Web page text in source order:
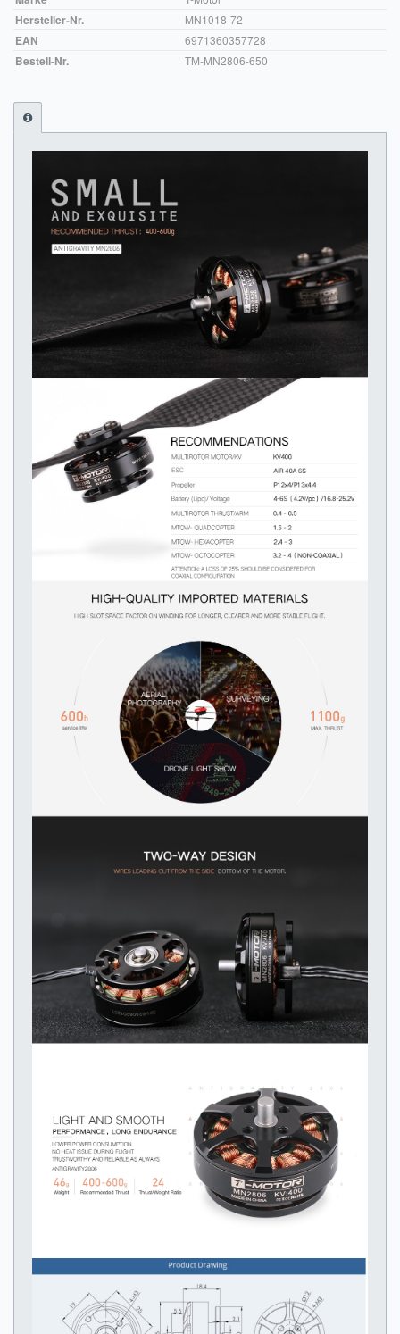
Impressum
Unsere Philosophie
KONTAKT
MEIN KONTO
Hersteller-Nr. MN1018-72
EAN 6971360357728
Bestell-Nr. TM-MN2806-650